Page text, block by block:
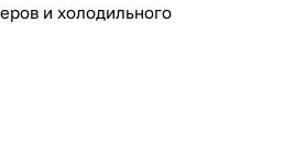
и холодильного